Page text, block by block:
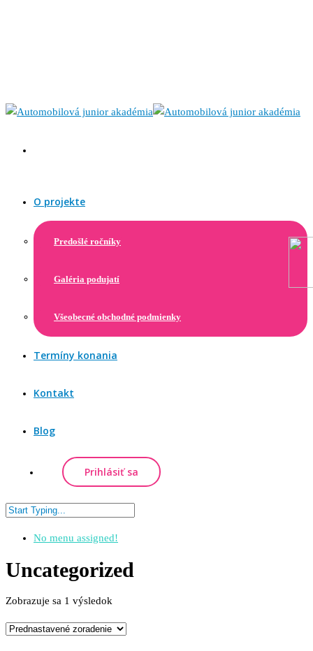
O projekte
Predošlé ročníky
Galéria podujatí
Všeobecné obchodné podmienky
Termíny konania
Kontakt
Blog
Prihlásiť sa
No menu assigned!
Uncategorized
Zobrazuje sa 1 výsledok